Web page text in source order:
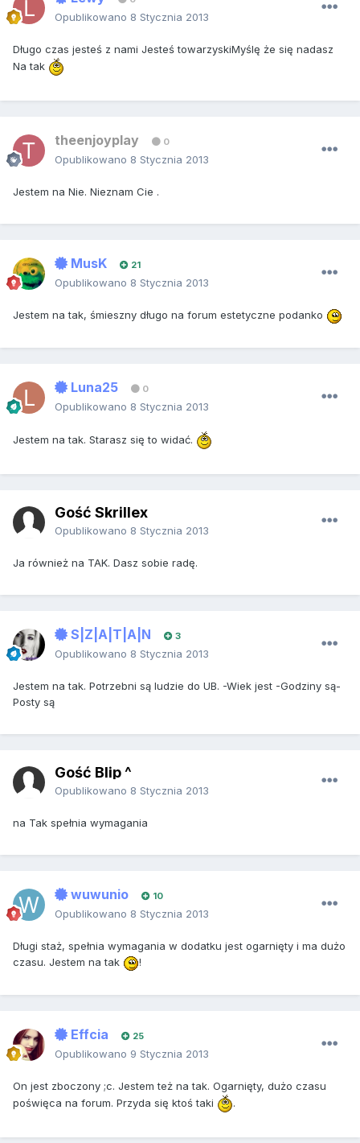
Opublikowano 8 Stycznia 2013
Długo czas jesteś z nami Jesteś towarzyskiMyślę że się nadasz
Na tak
theenjoyplay 0
Opublikowano 8 Stycznia 2013
Jestem na Nie. Nieznam Cie .
MusK 21
Opublikowano 8 Stycznia 2013
Jestem na tak, śmieszny długo na forum estetyczne podanko
Luna25 0
Opublikowano 8 Stycznia 2013
Jestem na tak. Starasz się to widać.
Gość Skrillex
Opublikowano 8 Stycznia 2013
Ja również na TAK. Dasz sobie radę.
S|Z|A|T|A|N 3
Opublikowano 8 Stycznia 2013
Jestem na tak. Potrzebni są ludzie do UB. -Wiek jest -Godziny są-
Posty są
Gość Blip ^
Opublikowano 8 Stycznia 2013
na Tak spełnia wymagania
wuwunio 10
Opublikowano 8 Stycznia 2013
Długi staż, spełnia wymagania w dodatku jest ogarnięty i ma dużo
czasu. Jestem na tak
!
Effcia 25
Opublikowano 9 Stycznia 2013
On jest zboczony ;c. Jestem też na tak. Ogarnięty, dużo czasu
poświęca na forum. Przyda się ktoś taki
.